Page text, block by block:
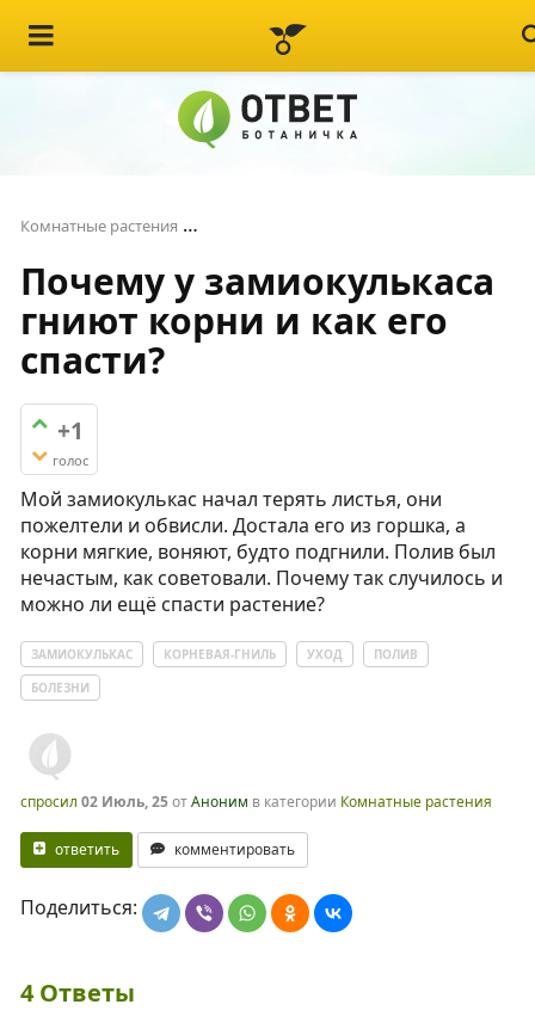
Комнатные растения
Почему у замиокулькаса
гниют корни и как его
спасти?
+1
голос
Мой замиокулькас начал терять листья, они
пожелтели и обвисли. Достала его из горшка, а
корни мягкие, воняют, будто подгнили. Полив был
нечастым, как советовали. Почему так случилось и
можно ли ещё спасти растение?
ЗАМИОКУЛЬКАС КОРНЕВАЯ-ГНИЛЬ УХОД
ПОЛИВ
БОЛЕЗНИ
спросил 02 Июль, 25отАноним в категории Комнатные растения
ответить комментировать
Поделиться:
4Ответы